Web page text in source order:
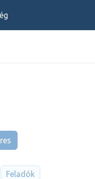
Feladók